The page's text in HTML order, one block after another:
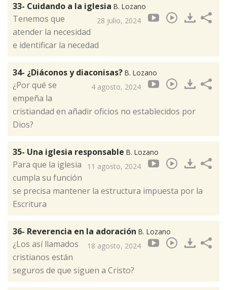
33- Cuidando a la iglesia B. Lozano
28 julio, 2024
Tenemos que
atender la necesidad
e identificar la necedad
34- ¿Diáconos y diaconisas? B. Lozano
4 agosto, 2024
¿Por qué se
empeña la
cristiandad en añadir oficios no establecidos por
Dios?
35- Una iglesia responsable B. Lozano
11 agosto, 2024
Para que la iglesia
cumpla su función
se precisa mantener la estructura impuesta por la
Escritura
36- Reverencia en la adoración B. Lozano
18 agosto, 2024
¿Los así llamados
cristianos están
seguros de que siguen a Cristo?